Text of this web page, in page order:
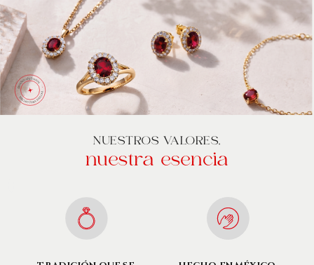
NUESTROS VALORES,
nuestra esencia